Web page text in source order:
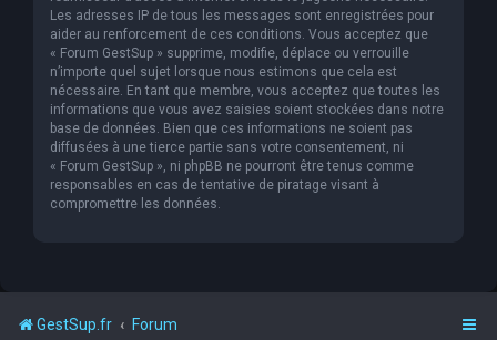
Les adresses IP de tous les messages sont enregistrées pour
aider au renforcement de ces conditions. Vous acceptez que
« Forum GestSup » supprime, modifie, déplace ou verrouille
n’importe quel sujet lorsque nous estimons que cela est
nécessaire. En tant que membre, vous acceptez que toutes les
informations que vous avez saisies soient stockées dans notre
base de données. Bien que ces informations ne soient pas
diffusées à une tierce partie sans votre consentement, ni
« Forum GestSup », ni phpBB ne pourront être tenus comme
responsables en cas de tentative de piratage visant à
compromettre les données.
GestSup.fr Forum